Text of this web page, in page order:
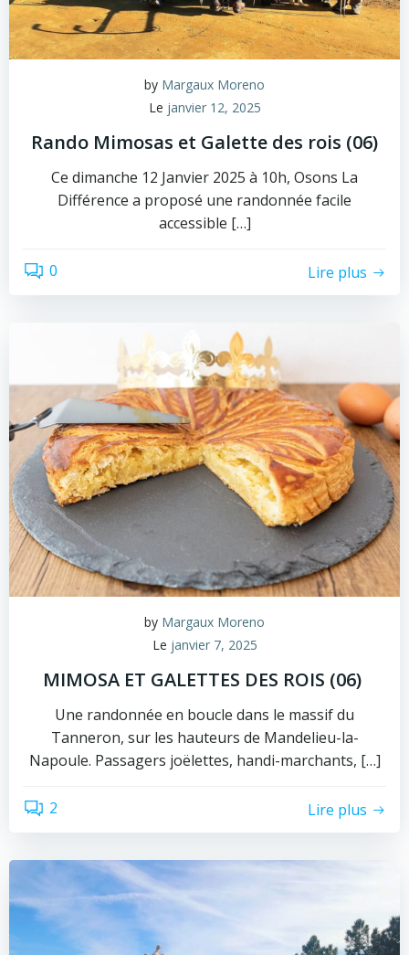
by Margaux Moreno
Le janvier 12, 2025
Rando Mimosas et Galette des rois (06)
Ce dimanche 12 Janvier 2025 à 10h, Osons La
Différence a proposé une randonnée facile
accessible […]
0 Lire plus
by Margaux Moreno
Le janvier 7, 2025
MIMOSA ET GALETTES DES ROIS (06)
Une randonnée en boucle dans le massif du
Tanneron, sur les hauteurs de Mandelieu-la-
Napoule. Passagers joëlettes, handi-marchants, […]
2 Lire plus